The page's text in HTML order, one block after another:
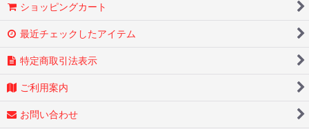
ショッピングカート
最近チェックしたアイテム
特定商取引法表示
ご利用案内
お問い合わせ